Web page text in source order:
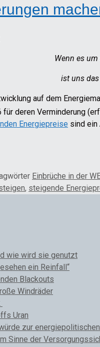
Wenn es
ist uns
auf dem
deren Verminderung
Energiepreise sind ein
Einbrüche in der
, steigende
wie wird sie genutzt
ein Reinfall“
Blackouts
Windräder
Uran
zur
Sinne der